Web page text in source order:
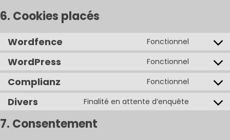
6. Cookies placés
Wordfence Fonctionnel
Consent
service
WordPress Fonctionnel
Consent
service
Complianz Fonctionnel
Consent
service
Divers Finalité en attente d’enquête
Consent
7. Consentement